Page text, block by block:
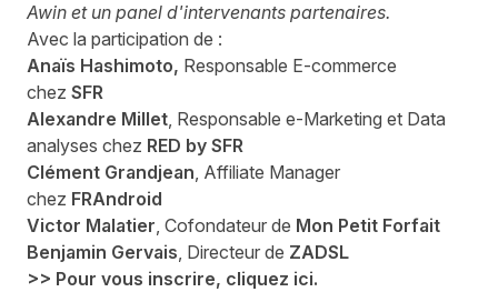
Awin et un panel d'intervenants partenaires.
Avec la participation de :
Anaïs Hashimoto, Responsable E-commerce
chez SFR
Alexandre Millet, Responsable e-Marketing et Data
analyses chez RED by SFR
Clément Grandjean, Affiliate Manager
chez FRAndroid
Victor Malatier, Cofondateur de Mon Petit Forfait
Benjamin Gervais, Directeur de ZADSL
>> Pour vous inscrire, cliquez ici.